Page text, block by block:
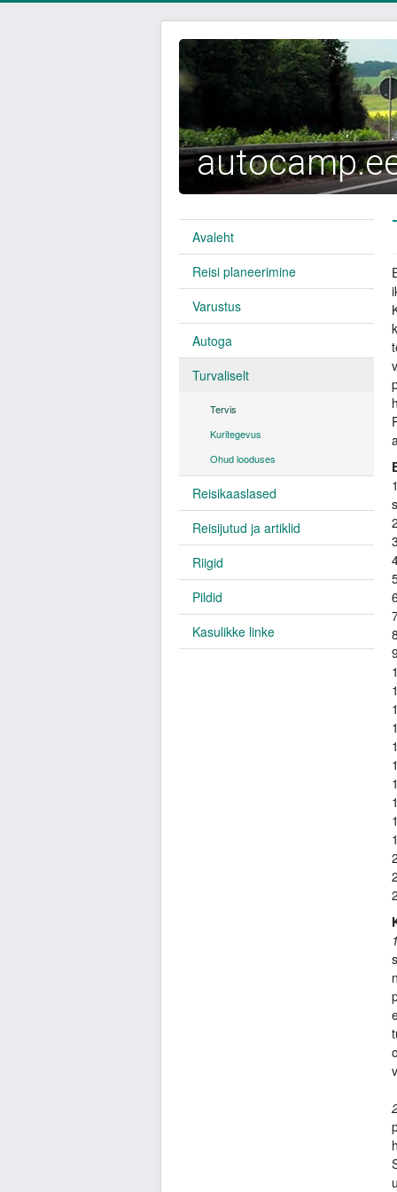
Avaleht
Reisi planeerimine
Varustus
Autoga
Turvaliselt
Tervis
Kuritegevus
Ohud looduses
Reisikaaslased
Reisijutud ja artiklid
Riigid
Pildid
Kasulikke linke